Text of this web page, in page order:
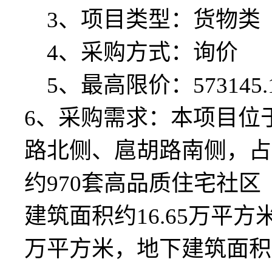
3、项目类型： 货物类
4、采购方式： 询价
5、最高限价：
6、采购需求： 本项目位
路北侧、扈胡路南侧，
约970套高品质住宅社
建筑面积约16.65万平方
万平方米，地下建筑面